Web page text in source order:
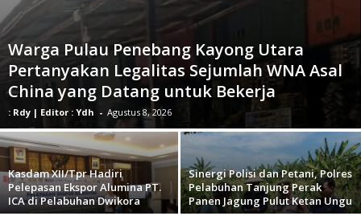
Warga Pulau Penebang Kayong Utara
Pertanyakan Legalitas Sejumlah WNA Asal
China yang Datang untuk Bekerja
: Rdy | Editor : Ydh - Agustus 8, 2026
Kasdam XII/Tpr Hadiri
Pelepasan Ekspor Alumina PT.
ICA di Pelabuhan Dwikora
Sinergi Polisi dan Petani, Polres
Pelabuhan Tanjung Perak
Panen Jagung Pulut Ketan Ungu